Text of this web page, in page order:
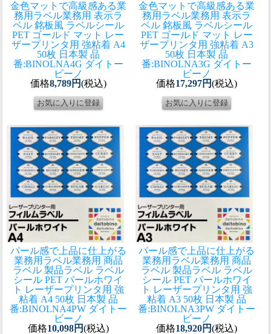
金色マットで高級感ある業
務用ラベル業務用 表示ラ
ベル 銘板風 ラベルシール
PET ゴールド マット レー
ザープリンタ用 強粘着 A4
50枚 日本製 品
番:BINOLNA4G ダイトー
ビーノ
価格8,789円(税込)
金色マットで高級感ある業
務用ラベル業務用 表示ラ
ベル 銘板風 ラベルシール
PET ゴールド マット レー
ザープリンタ用 強粘着 A3
50枚 日本製 品
番:BINOLNA3G ダイトー
ビーノ
価格17,297円(税込)
パール感で上品に仕上がる
業務用ラベル業務用 商品
ラベル 製品ラベル ラベル
シール PET パールホワイ
ト レーザープリンタ用 強
粘着 A4 50枚 日本製 品
番:BINOLNA4PW ダイトー
ビーノ
価格10,098円(税込)
パール感で上品に仕上がる
業務用ラベル業務用 商品
ラベル 製品ラベル ラベル
シール PET パールホワイ
ト レーザープリンタ用 強
粘着 A3 50枚 日本製 品
番:BINOLNA3PW ダイトー
ビーノ
価格18,920円(税込)